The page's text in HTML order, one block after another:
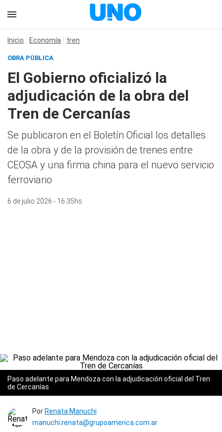
Inicio Economía tren
OBRA PÚBLICA
El Gobierno oficializó la
adjudicación de la obra del
Tren de Cercanías
Se publicaron en el Boletín Oficial los detalles
de la obra y de la provisión de trenes entre
CEOSA y una firma china para el nuevo servicio
ferroviario
6 de julio 2026 - 16:35hs
Paso adelante para Mendoza con la adjudicación oficial del Tren
de Cercanías
Por Renata Manuchi
manuchi.renata@grupoamerica.com.ar